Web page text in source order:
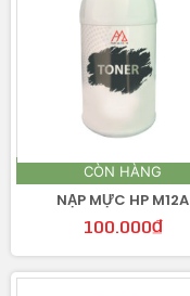
CÒN HÀNG
NẠP MỰC HP M12A
100.000₫